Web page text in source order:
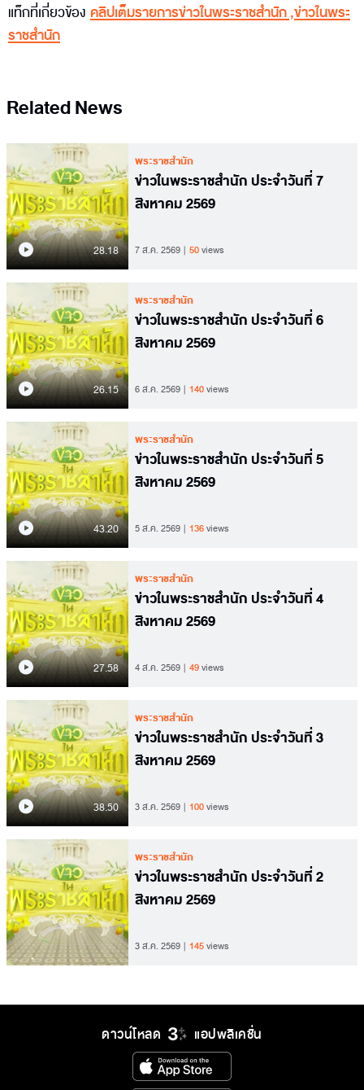
แท็กที่เกี่ยวข้อง คลิปเต็มรายการข่าวในพระราชสำนัก,ข่าวในพระ
ราชสำนัก
Related News
28.18
พระราชสำนัก
ข่าวในพระราชสำนัก ประจำวันที่ 7
สิงหาคม 2569
7 ส.ค. 2569 50views
26.15
พระราชสำนัก
ข่าวในพระราชสำนัก ประจำวันที่ 6
สิงหาคม 2569
6 ส.ค. 2569 140views
43.20
พระราชสำนัก
ข่าวในพระราชสำนัก ประจำวันที่ 5
สิงหาคม 2569
5 ส.ค. 2569 136views
27.58
พระราชสำนัก
ข่าวในพระราชสำนัก ประจำวันที่ 4
สิงหาคม 2569
4 ส.ค. 2569 49views
38.50
พระราชสำนัก
ข่าวในพระราชสำนัก ประจำวันที่ 3
สิงหาคม 2569
3 ส.ค. 2569 100views
พระราชสำนัก
ข่าวในพระราชสำนัก ประจำวันที่ 2
สิงหาคม 2569
3 ส.ค. 2569 145views
ดาวน์โหลด แอปพลิเคชั่น